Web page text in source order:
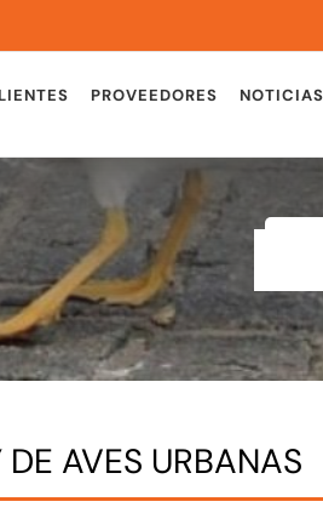
PROVEEDORES NOTICIAS
AVES URBANAS